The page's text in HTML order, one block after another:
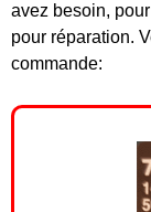
avez besoin,
pour réparation.
commande: